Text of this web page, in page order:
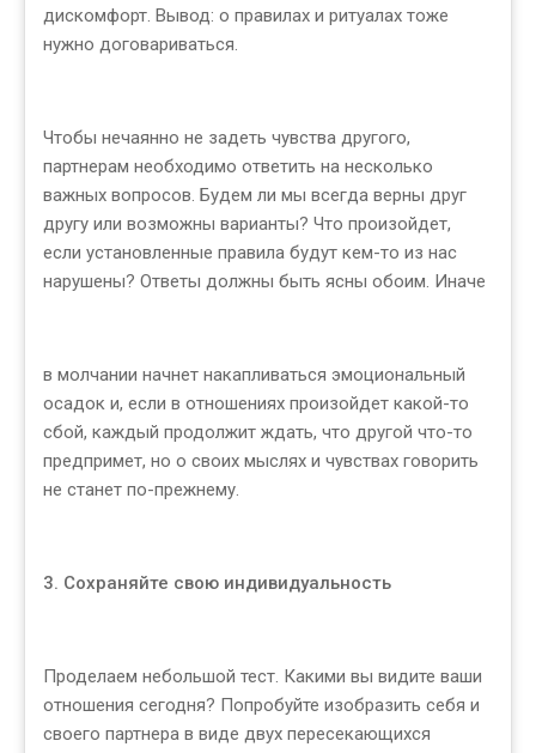
дискомфорт. Вывод: о правилах и ритуалах тоже
нужно договариваться.
Чтобы нечаянно не задеть чувства другого,
партнерам необходимо ответить на несколько
важных вопросов. Будем ли мы всегда верны друг
другу или возможны варианты? Что произойдет,
если установленные правила будут кем-то из нас
нарушены? Ответы должны быть ясны обоим. Иначе
в молчании начнет накапливаться эмоциональный
осадок и, если в отношениях произойдет какой-то
сбой, каждый продолжит ждать, что другой что-то
предпримет, но о своих мыслях и чувствах говорить
не станет по-прежнему.
3. Сохраняйте свою индивидуальность
Проделаем небольшой тест. Какими вы видите ваши
отношения сегодня? Попробуйте изобразить себя и
своего партнера в виде двух пересекающихся